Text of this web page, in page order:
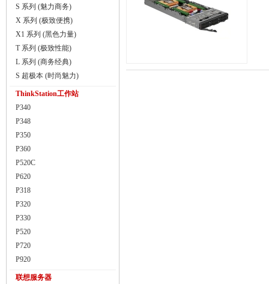
S 系列 (魅力商务)
X 系列 (极致便携)
X1 系列 (黑色力量)
T 系列 (极致性能)
L 系列 (商务经典)
S 超极本 (时尚魅力)
ThinkStation工作站
P340
P348
P350
P360
P520C
P620
P318
P320
P330
P520
P720
P920
联想服务器